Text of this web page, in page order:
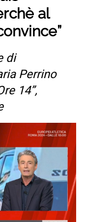
al
di
Perrino
14”,